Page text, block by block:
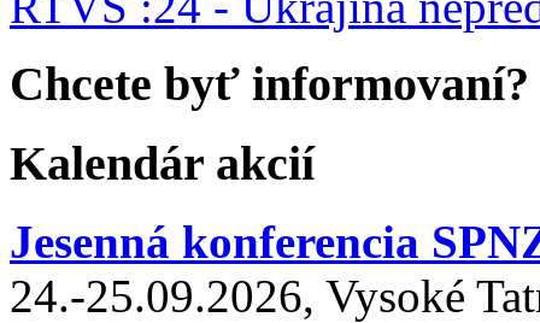
Chcete byť informovaní?
Kalendár akcií
Jesenná konferencia
24.-25.09.2026, Vysoké